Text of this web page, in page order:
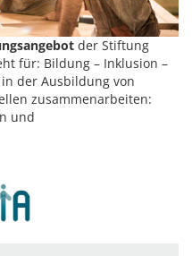
der Stiftung
für: Bildung – Inklusion –
der Ausbildung von
zusammenarbeiten:
und